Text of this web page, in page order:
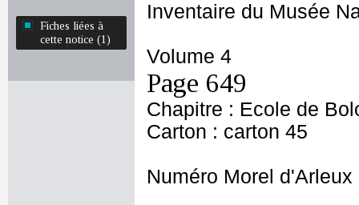
Fiches liées à
cette notice (1)
Inventaire du Musée
Volume 4
Page 649
Chapitre : Ecole de
Carton : carton 45
Numéro Morel d'Arleux